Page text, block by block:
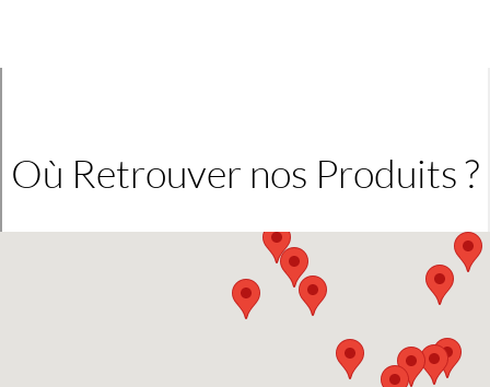
Où Retrouver nos Produits ?